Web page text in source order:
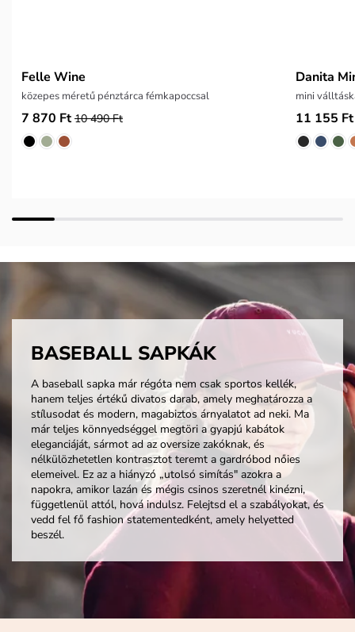
Felle Wine
közepes méretű pénztárca fémkapoccsal
7 870 Ft 10 490 Ft
Danita
mini
11 155 Ft
BASEBALL SAPKÁK
A baseball sapka már régóta nem csak sportos kellék,
hanem teljes értékű divatos darab, amely meghatározza a
stílusodat és modern, magabiztos árnyalatot ad neki. Ma
már teljes könnyedséggel megtöri a gyapjú kabátok
eleganciáját, sármot ad az oversize zakóknak, és
nélkülözhetetlen kontrasztot teremt a gardróbod nőies
elemeivel. Ez az a hiányzó „utolsó simítás" azokra a
napokra, amikor lazán és mégis csinos szeretnél kinézni,
függetlenül attól, hová indulsz. Felejtsd el a szabályokat, és
vedd fel fő fashion statementedként, amely helyetted
beszél.